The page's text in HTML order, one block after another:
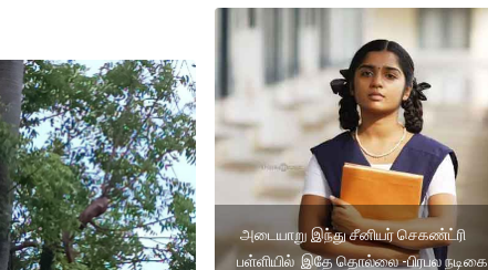
அடையாறு இந்து சீனியர் செகண்ட்ரி
பள்ளியில் இதே தொல்லை -பிரபல நடிகை